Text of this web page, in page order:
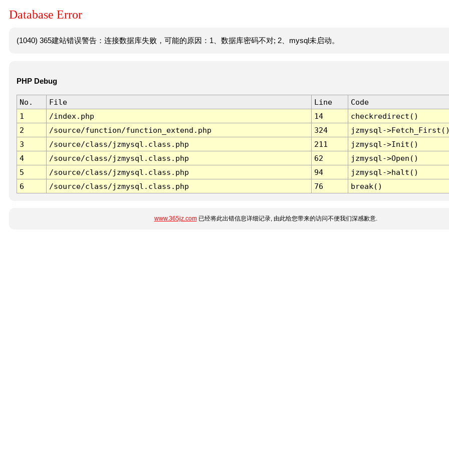
Database Error
(1040) 365建站错误警告：连接数据库失败，可能的原因：1、数据库密码不对; 2、mysql未启动。
PHP Debug
No. File Line
Code
1
/index.php 14
checkredirect()
2
/source/function/function_extend.php 324
jzmysql-
3
/source/class/jzmysql.class.php 211
jzmysql->Init()
4
/source/class/jzmysql.class.php 62
jzmysql->Open()
5
/source/class/jzmysql.class.php 94
jzmysql->halt()
6
/source/class/jzmysql.class.php 76 break()
www.365jz.com已经将此出错信息详细记录, 由此给您带来的访问不便我们深感歉意.